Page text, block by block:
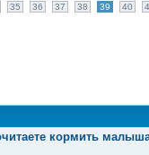
35 36 37 38 39 40
кормить